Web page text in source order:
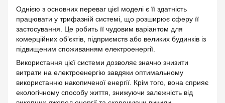
Однією з основних переваг цієї моделі є її здатність
працювати у трифазній системі, що розширює сферу її
застосування. Це робить її чудовим варіантом для
комерційних об’єктів, підприємств або великих будинків із
підвищеним споживанням електроенергії.
Використання цієї системи дозволяє значно знизити
витрати на електроенергію завдяки оптимальному
використанню накопиченої енергії. Крім того, вона сприяє
екологічному способу життя, знижуючи залежність від